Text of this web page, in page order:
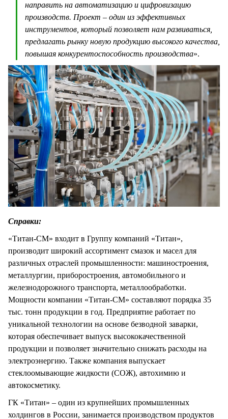
направить на автоматизацию и цифровизацию
производств. Проект – один из эффективных
инструментов, который позволяет нам развиваться,
предлагать рынку новую продукцию высокого качества,
повышая конкурентоспособность производства».
Справки:
«Титан-СМ» входит в Группу компаний «Титан»,
производит широкий ассортимент смазок и масел для
различных отраслей промышленности: машиностроения,
металлургии, приборостроения, автомобильного и
железнодорожного транспорта, металлообработки.
Мощности компании «Титан-СМ» составляют порядка 35
тыс. тонн продукции в год. Предприятие работает по
уникальной технологии на основе безводной заварки,
которая обеспечивает выпуск высококачественной
продукции и позволяет значительно снижать расходы на
электроэнергию. Также компания выпускает
стеклоомывающие жидкости (СОЖ), автохимию и
автокосметику.
ГК «Титан» – один из крупнейших промышленных
холдингов в России, занимается производством продуктов